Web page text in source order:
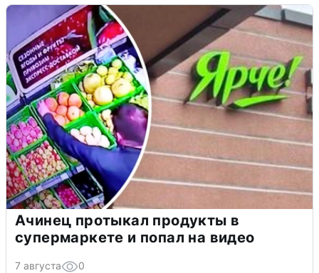
Ачинец протыкал продукты в
супермаркете и попал на видео
7 августа 0